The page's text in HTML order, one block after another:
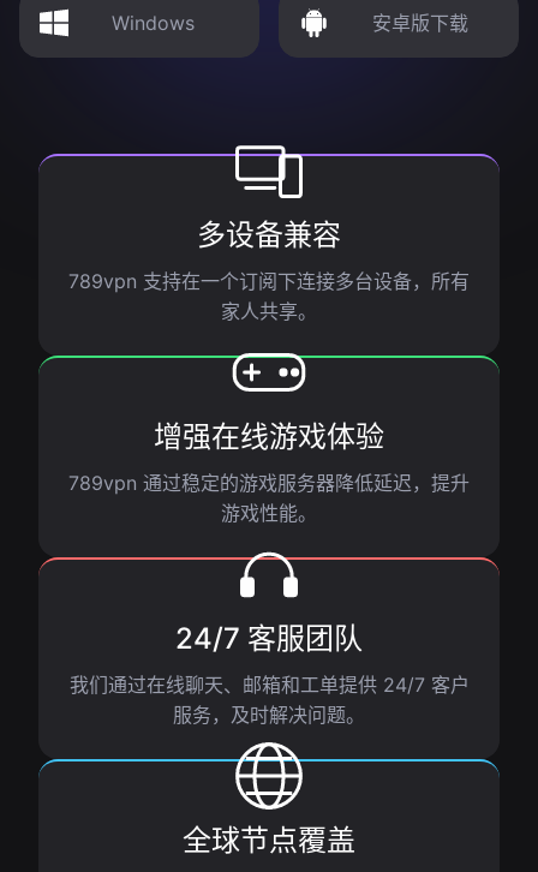
Windows 安卓版下载
多设备兼容
789vpn 支持在一个订阅下连接多台设备，所有
家人共享。
增强在线游戏体验
789vpn 通过稳定的游戏服务器降低延迟，提升
游戏性能。
24/7 客服团队
我们通过在线聊天、邮箱和工单提供 24/7 客户
服务，及时解决问题。
全球节点覆盖